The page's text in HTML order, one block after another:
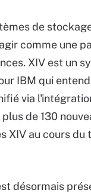
de
comme une
XIV est un
IBM qui
via
de 130
XIV au cours du
désormais